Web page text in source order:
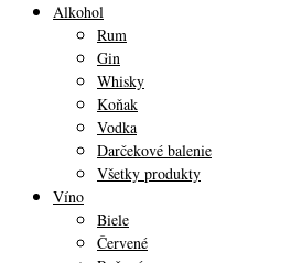
Alkohol
Rum
Gin
Whisky
Koňak
Vodka
Darčekové balenie
Všetky produkty
Víno
Biele
Červené